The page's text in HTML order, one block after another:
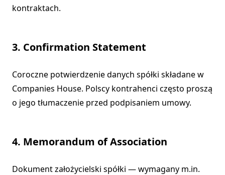
kontraktach.
3. Confirmation Statement
Coroczne potwierdzenie danych spółki składane w
Companies House. Polscy kontrahenci często proszą
o jego tłumaczenie przed podpisaniem umowy.
4. Memorandum of Association
Dokument założycielski spółki — wymagany m.in.